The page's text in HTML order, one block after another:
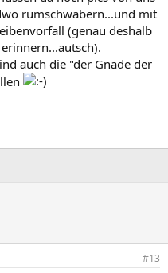
rumschwabern...und mit
(genau deshalb
auch die "der Gnade der
#13